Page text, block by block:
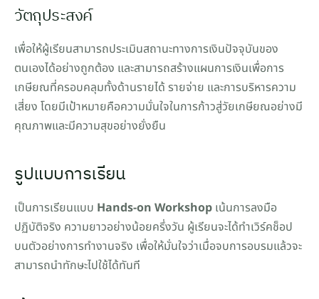
วัตถุประสงค์
เพื่อให้ผู้เรียนสามารถประเมินสถานะทางการเงินปัจจุบันของ
ตนเองได้อย่างถูกต้อง และสามารถสร้างแผนการเงินเพื่อการ
เกษียณที่ครอบคลุมทั้งด้านรายได้ รายจ่าย และการบริหารความ
เสี่ยง โดยมีเป้าหมายคือความมั่นใจในการก้าวสู่วัยเกษียณอย่างมี
คุณภาพและมีความสุขอย่างยั่งยืน
รูปแบบการเรียน
เป็นการเรียนแบบ Hands-on Workshop เน้นการลงมือ
ปฏิบัติจริง ความยาวอย่างน้อยครึ่งวัน ผู้เรียนจะได้ทำเวิร์คช็อป
บนตัวอย่างการทำงานจริง เพื่อให้มั่นใจว่าเมื่อจบการอบรมแล้วจะ
สามารถนำทักษะไปใช้ได้ทันที